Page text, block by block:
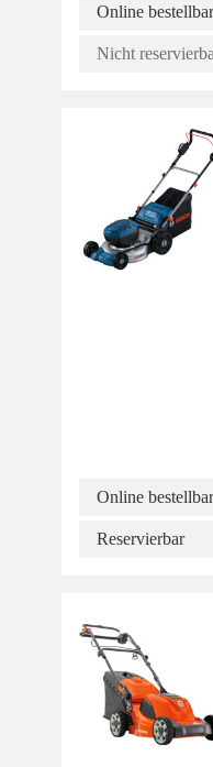
Online bestellbar
Nicht
Online bestellbar
Reservierbar